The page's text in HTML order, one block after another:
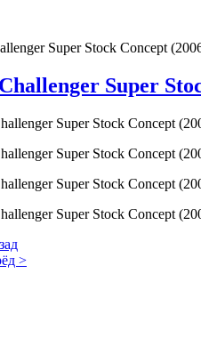
Super Stock Concept
Super
>